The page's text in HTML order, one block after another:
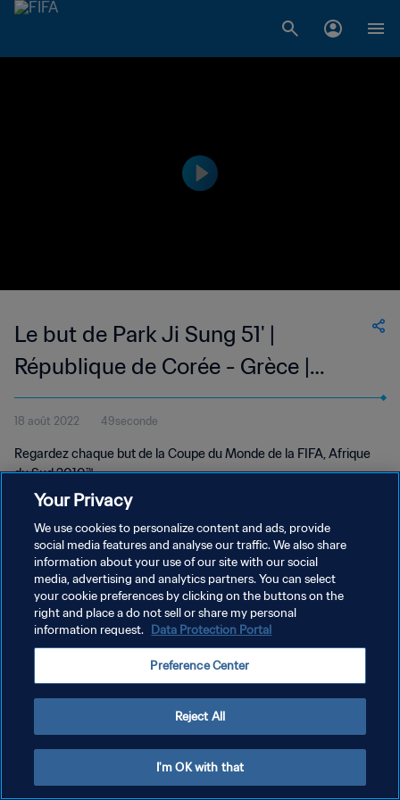
Le but de Park Ji Sung 51' |
République de Corée - Grèce |
Coupe du Monde de la FIFA, Afrique
du Sud 2010™
18 août 2022 49seconde
Regardez chaque but de la Coupe du Monde de la FIFA, Afrique
du Sud 2010™.
POLITIQUE DE CONFIDENTIALITÉ
CONDITIONS D'UTILISATION
GÉRER VOS PRÉFÉRENCES SUR LES COOKIES
Your Privacy
We use cookies to personalize content and ads, provide
social media features and analyse our traffic. We also share
information about your use of our site with our social
media, advertising and analytics partners. You can select
your cookie preferences by clicking on the buttons on the
right and place a do not sell or share my personal
information request. Data Protection Portal
Preference Center
Reject All
I'm OK with that